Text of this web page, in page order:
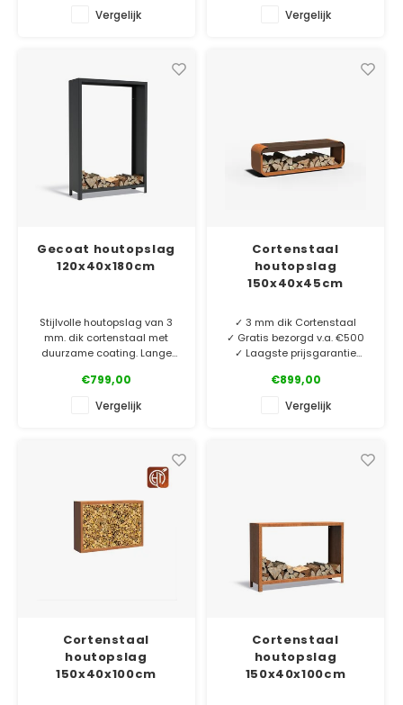
Cortenstaal houtopslag van
3 mm dik cortenstaal zonder
Vergelijk
Cortenstaal houtopslag van
3 mm dik cortenstaal met
Vergelijk
Gecoat houtopslag
120x40x180cm
Stijlvolle houtopslag van 3
mm. dik cortenstaal met
duurzame coating. Lange
gezelliger dan een tuin met
vuurelement en een goed
gevulde houtopslag?
✓ Gratis bezorgd v.a. €500
✓ 5 jaar garantie
€799,00
Vergelijk
Cortenstaal
houtopslag
150x40x45cm
✓ 3 mm dik Cortenstaal
✓ Gratis bezorgd v.a. €500
✓ Laagste prijsgarantie
Mooie tuinbank/houtopslag
van 3 mm dik cortenstaal
€899,00
Vergelijk
Cortenstaal
houtopslag
150x40x100cm
Cortenstaal
houtopslag
150x40x100cm